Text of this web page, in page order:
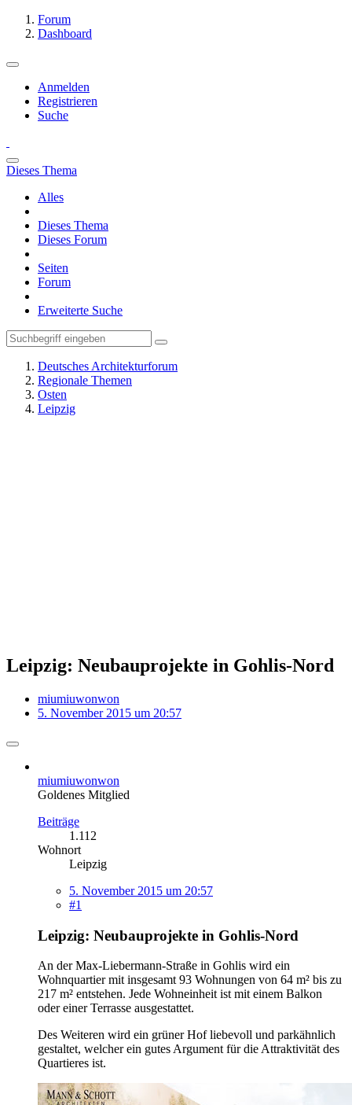
Forum
Dashboard
Anmelden
Registrieren
Suche
Dieses Thema
Alles
Dieses Thema
Dieses Forum
Seiten
Forum
Erweiterte Suche
Deutsches Architekturforum
Regionale Themen
Osten
Leipzig
Leipzig: Neubauprojekte in Gohlis-Nord
miumiuwonwon
5. November 2015 um 20:57
miumiuwonwon
Goldenes Mitglied
Beiträge
1.112
Wohnort
Leipzig
5. November 2015 um 20:57
#1
Leipzig: Neubauprojekte in Gohlis-Nord
An der Max-Liebermann-Straße in Gohlis wird ein
Wohnquartier mit insgesamt 93 Wohnungen von 64 m² bis zu
217 m² entstehen. Jede Wohneinheit ist mit einem Balkon
oder einer Terrasse ausgestattet.
Des Weiteren wird ein grüner Hof liebevoll und parkähnlich
gestaltet, welcher ein gutes Argument für die Attraktivität des
Quartieres ist.